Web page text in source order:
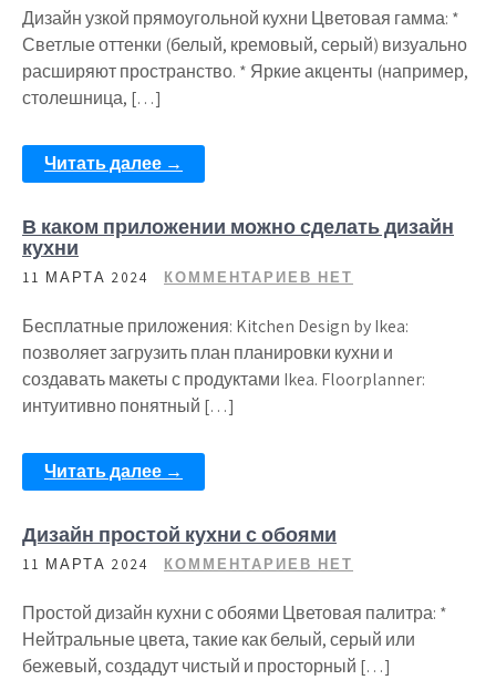
Дизайн узкой прямоугольной кухни Цветовая гамма: *
Светлые оттенки (белый, кремовый, серый) визуально
расширяют пространство. * Яркие акценты (например,
столешница, […]
Читать далее →
В каком приложении можно сделать дизайн
кухни
11 МАРТА 2024 КОММЕНТАРИЕВ НЕТ
Бесплатные приложения: Kitchen Design by Ikea:
позволяет загрузить план планировки кухни и
создавать макеты с продуктами Ikea. Floorplanner:
интуитивно понятный […]
Читать далее →
Дизайн простой кухни с обоями
11 МАРТА 2024 КОММЕНТАРИЕВ НЕТ
Простой дизайн кухни с обоями Цветовая палитра: *
Нейтральные цвета, такие как белый, серый или
бежевый, создадут чистый и просторный […]